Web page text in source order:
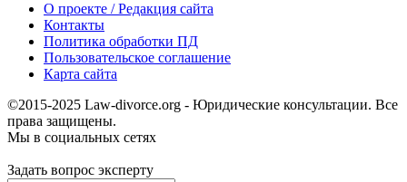
О проекте / Редакция сайта
Контакты
Политика обработки ПД
Пользовательское соглашение
Карта сайта
©2015-2025 Law-divorce.org - Юридические консультации. Все
права защищены.
Мы в социальных сетях
Задать вопрос эксперту